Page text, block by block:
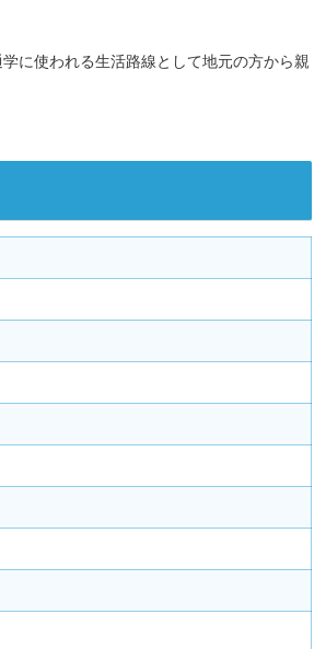
に使われる生活路線として地元の方から親